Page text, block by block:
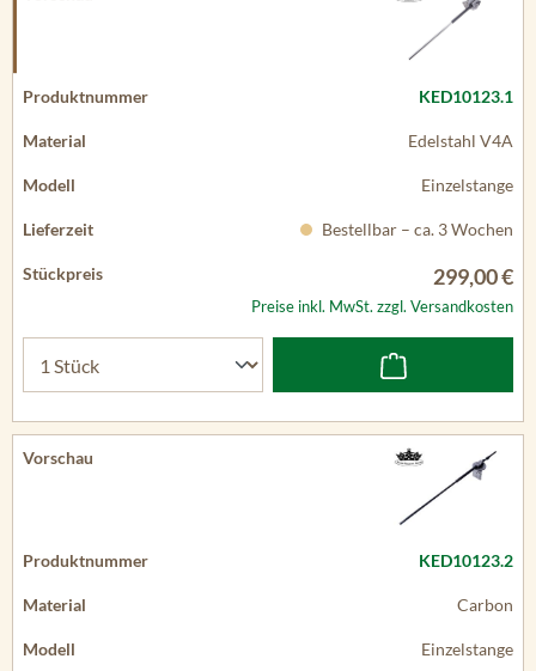
KED10123.1
Edelstahl V4A
Einzelstange
Bestellbar – ca. 3 Wochen
299,00 €
Preise inkl. MwSt. zzgl. Versandkosten
KED10123.2
Carbon
Einzelstange